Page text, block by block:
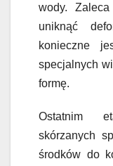
wody.
uniknąć
konieczne
specjalnych
formę.
Ostatnim
skórzanych
środków do